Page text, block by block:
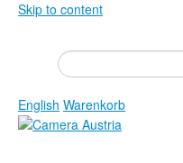
Skip to content
Presse
Veranstaltungen
Newsletter
English Warenkorb